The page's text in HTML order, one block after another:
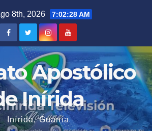
8th, 2026 7:02:28 AM
Apostólico
Inírida
Inírida, Guanía